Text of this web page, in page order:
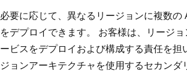
必要に応じて、異なるリージョンに複数の
をデプロイできます。 お客様は、リージ
ービスをデプロイおよび構成する責任を担
ジョンアーキテクチャを使用するセカンダ